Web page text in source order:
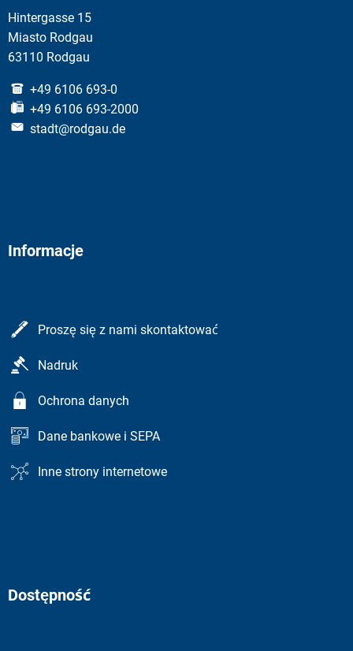
Hintergasse 15
Miasto Rodgau
63110 Rodgau
+49 6106 693-0
+49 6106 693-2000
stadt@rodgau.de
Informacje
Proszę się z nami skontaktować
Nadruk
Ochrona danych
Dane bankowe i SEPA
Inne strony internetowe
Dostępność